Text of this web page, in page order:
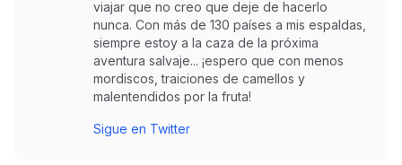
viajar que no creo que deje de hacerlo
nunca. Con más de 130 países a mis espaldas,
siempre estoy a la caza de la próxima
aventura salvaje... ¡espero que con menos
mordiscos, traiciones de camellos y
malentendidos por la fruta!
Sigue en Twitter